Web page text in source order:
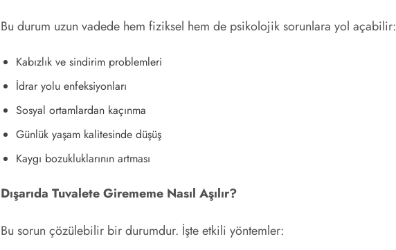
Bu durum uzun vadede hem fiziksel hem de psikolojik sorunlara yol açabilir:
Kabızlık ve sindirim problemleri
İdrar yolu enfeksiyonları
Sosyal ortamlardan kaçınma
Günlük yaşam kalitesinde düşüş
Kaygı bozukluklarının artması
Dışarıda Tuvalete Girememe Nasıl Aşılır?
Bu sorun çözülebilir bir durumdur. İşte etkili yöntemler: